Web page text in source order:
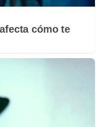
cómo te